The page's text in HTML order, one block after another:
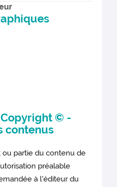
Copyright © -
contenus
partie du contenu de
préalable
à l'éditeur du